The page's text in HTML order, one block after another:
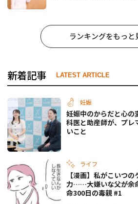
ランキングをもっと
新着記事 LATEST ARTICLE
妊娠
妊娠中のからだと心の
科医と助産師が、プレ
いこと
ライフ
【漫画】私がこいつ
力……大嫌いな父が余
命300日の毒親 #1